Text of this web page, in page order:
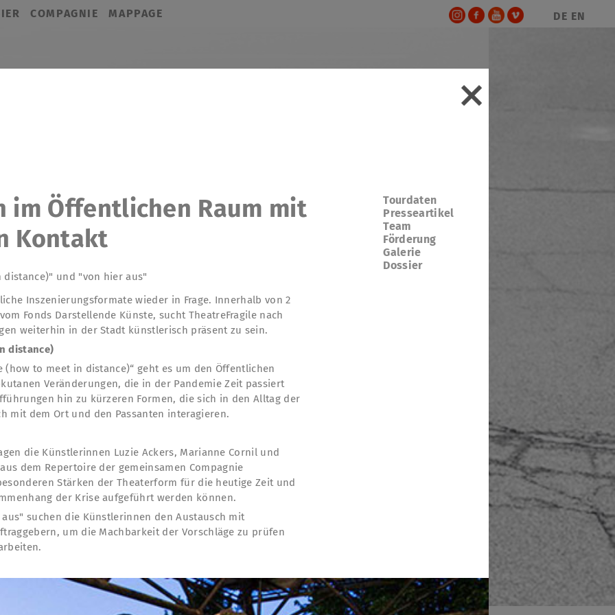
COMPAGNIE MAPPAGE DE EN
Tourdaten
Presseartikel
Team
Förderung
Galerie
Dossier
im Öffentlichen Raum mit
Kontakt
und "von hier aus"
Inszenierungsformate wieder in Frage. Innerhalb von 2
Fonds Darstellende Künste, sucht TheatreFragile nach
weiterhin in der Stadt künstlerisch präsent zu sein.
distance)
(how to meet in distance)“ geht es um den Öffentlichen
Veränderungen, die in der Pandemie Zeit passiert
hin zu kürzeren Formen, die sich in den Alltag der
mit dem Ort und den Passanten interagieren.
die Künstlerinnen Luzie Ackers, Marianne Cornil und
dem Repertoire der gemeinsamen Compagnie
Stärken der Theaterform für die heutige Zeit und
der Krise aufgeführt werden können.
suchen die Künstlerinnen den Austausch mit
um die Machbarkeit der Vorschläge zu prüfen